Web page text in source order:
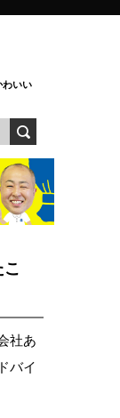
わいい
社あ
バイ